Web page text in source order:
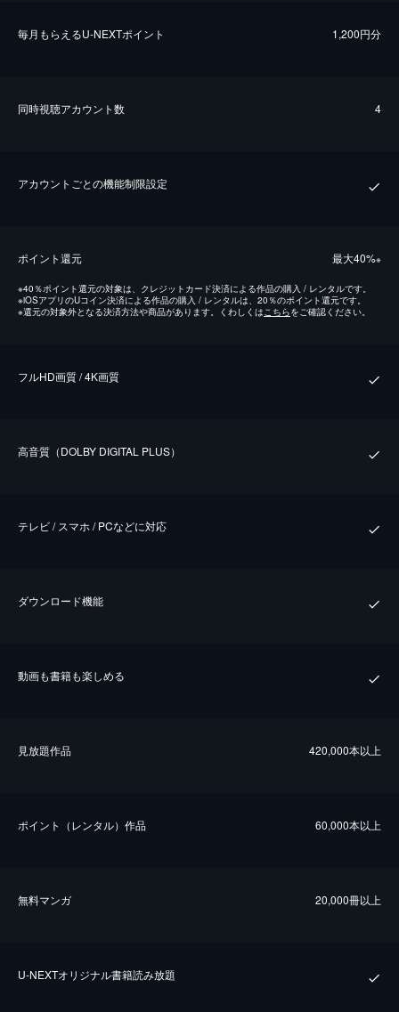
毎⽉もらえるU-NEXTポイント 1,200円分
同時視聴アカウント数 4
アカウントごとの機能制限設定
ポイント還元 最⼤40%※
※40％ポイント還元の対象は、クレジットカード決済による作品の購入 / レンタルです。
※iOSアプリのUコイン決済による作品の購入 / レンタルは、20％のポイント還元です。
※還元の対象外となる決済方法や商品があります。くわしくは こちらをご確認ください。
フルHD画質 / 4K画質
⾼⾳質（DOLBY DIGITAL PLUS）
テレビ / スマホ / PCなどに対応
ダウンロード機能
動画も書籍も楽しめる
⾒放題作品 420,000本以上
ポイント（レンタル）作品 60,000本以上
無料マンガ 20,000冊以上
U-NEXTオリジナル書籍読み放題